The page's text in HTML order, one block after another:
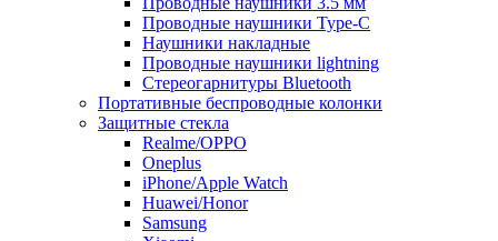
Проводные наушники Type-C
Наушники накладные
Проводные наушники lightning
Стереогарнитуры Bluetooth
Портативные беспроводные колонки
Защитные стекла
Realme/OPPO
Oneplus
iPhone/Apple Watch
Huawei/Honor
Samsung